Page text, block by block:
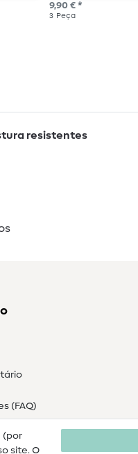
9,90 € *
3 Peça
resistentes
(FAQ)
(por
site. O